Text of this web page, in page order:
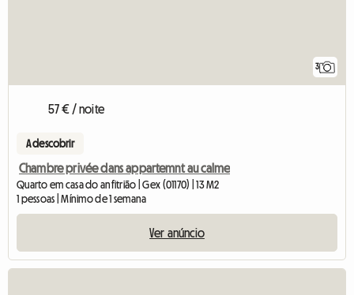
3
57 € / noite
A descobrir
Chambre privée dans appartemnt au calme
Quarto em casa do anfitrião | Gex (01170) | 13 M2
1 pessoas | Mínimo de 1 semana
Ver anúncio